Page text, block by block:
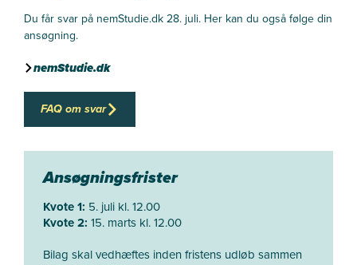
Du får svar på nemStudie.dk 28. juli. Her kan du også følge din
ansøgning.
nemStudie.dk
FAQ om svar
Ansøgningsfrister
Kvote 1: 5. juli kl. 12.00
Kvote 2: 15. marts kl. 12.00
Bilag skal vedhæftes inden fristens udløb sammen